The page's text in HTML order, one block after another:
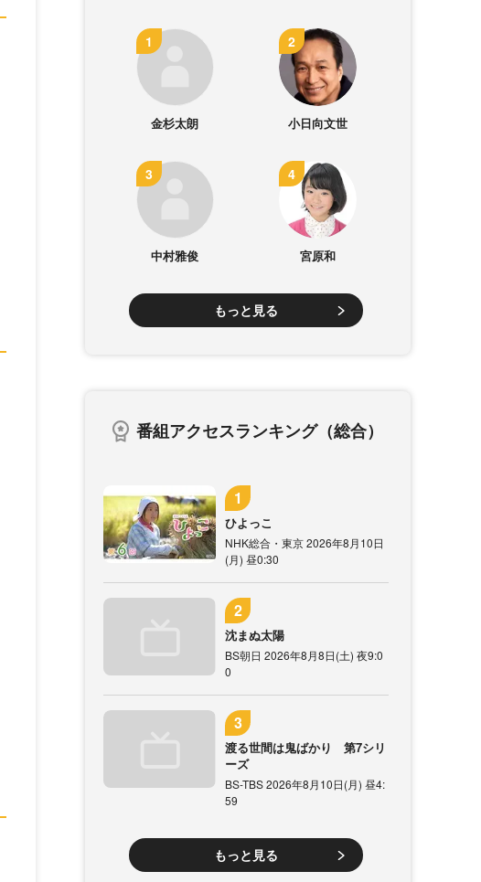
金杉太朗 小日向文世
中村雅俊 宮原和
もっと見る
番組アクセスランキング（総合）
ひよっこ
NHK総合・東京 2026年8月10日
(月) 昼0:30
沈まぬ太陽
BS朝日 2026年8月8日(土) 夜9:0
0
渡る世間は鬼ばかり 第7シリ
ーズ
BS-TBS 2026年8月10日(月) 昼4:
59
もっと見る